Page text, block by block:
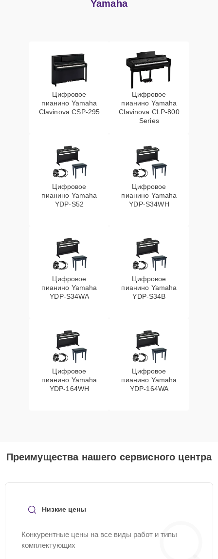
Yamaha
Цифровое
пианино Yamaha
Clavinova CSP-295
Цифровое
пианино Yamaha
Clavinova CLP-800
Series
Цифровое
пианино Yamaha
YDP-S52
Цифровое
пианино Yamaha
YDP-S34WH
Цифровое
пианино Yamaha
YDP-S34WA
Цифровое
пианино Yamaha
YDP-S34B
Цифровое
пианино Yamaha
YDP-164WH
Цифровое
пианино Yamaha
YDP-164WA
Преимущества нашего сервисного центра
Низкие цены
Конкурентные цены на все виды работ и типы
комплектующих